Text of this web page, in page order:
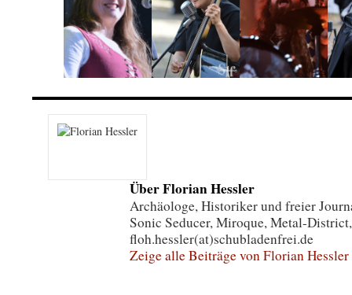
Über Florian Hessler
Archäologe, Historiker und freier
Sonic Seducer, Miroque, Metal-
floh.hessler(at)schubladenfrei.de
Zeige alle Beiträge von Florian Hessler